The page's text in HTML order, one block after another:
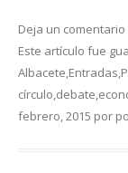
Deja un comentario
Este artículo fue
Albacete,Entradas,
círculo,debate,
febrero, 2015 por